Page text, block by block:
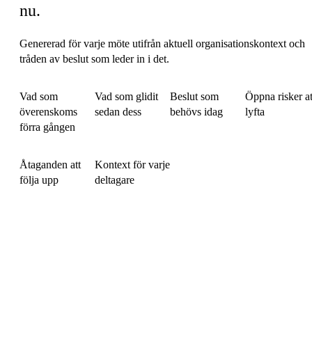
nu.
Genererad för varje möte utifrån aktuell organisationskontext och
tråden av beslut som leder in i det.
Vad som
överenskoms
förra gången
Vad som glidit
sedan dess
Beslut som
behövs idag
Öppna risker
lyfta
Åtaganden att
följa upp
Kontext för varje
deltagare